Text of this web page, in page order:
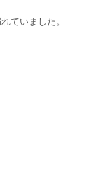
ていました。